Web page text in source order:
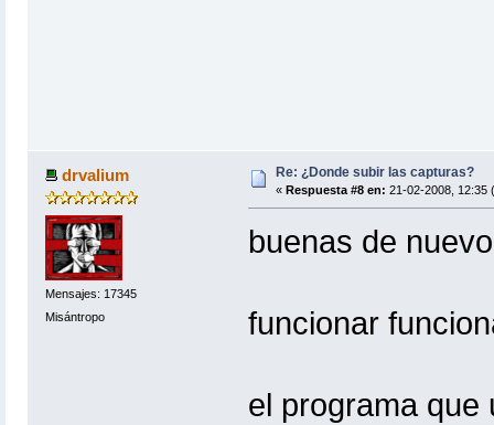
drvalium
Mensajes: 17345
Misántropo
Re: ¿Donde subir las capturas?
« Respuesta #8 en: 21-02-2008, 12:35
buenas de nuevo
funcionar
el programa que